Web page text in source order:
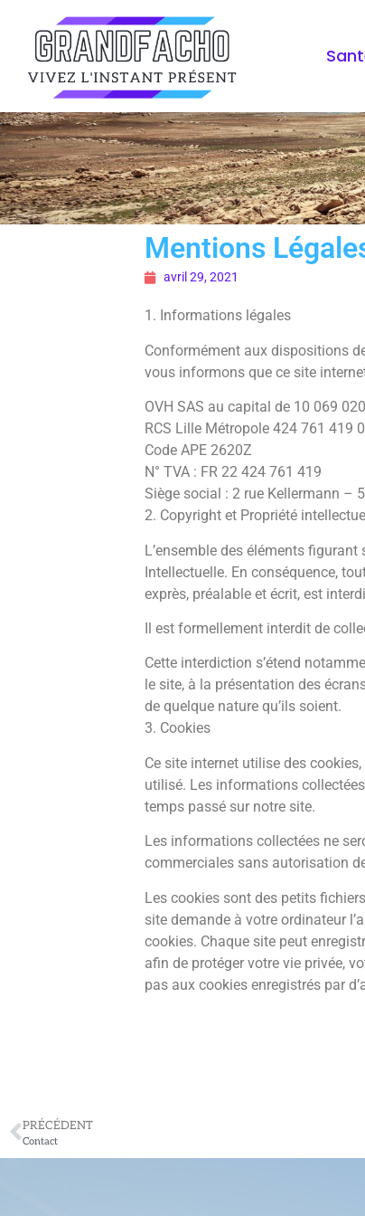
Mentions
avril 29, 2021
1. Informations légales
Conformément aux dispositions
vous informons que ce site
OVH SAS au capital de 10 069
RCS Lille Métropole 424 761 419
Code APE 2620Z
N° TVA : FR 22 424 761 419
Siège social : 2 rue Kellermann –
2. Copyright et Propriété
L’ensemble des éléments
Intellectuelle. En conséquence,
exprès, préalable et écrit, est
Il est formellement interdit de
Cette interdiction s’étend
le site, à la présentation des
de quelque nature qu’ils soient.
3. Cookies
Ce site internet utilise des
utilisé. Les informations
temps passé sur notre site.
Les informations collectées ne
commerciales sans autorisation
Les cookies sont des petits
site demande à votre ordinateur
cookies. Chaque site peut
afin de protéger votre vie privée,
pas aux cookies enregistrés par
PRÉCÉDENT
Contact